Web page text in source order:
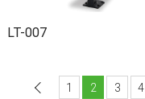
LT-007
前へ
1 2 3 4